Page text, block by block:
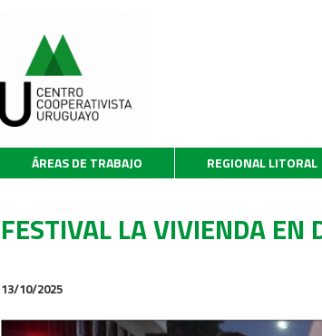
ÁREAS DE TRABAJO REGIONAL LITORAL
FESTIVAL LA VIVIENDA EN
13/10/2025